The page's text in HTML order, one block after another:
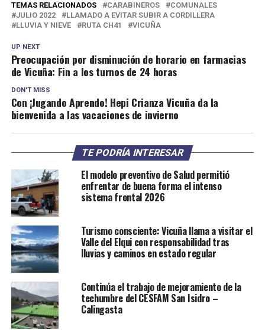
TEMAS RELACIONADOS CARABINEROS
COMUNALES
JULIO 2022
LLAMADO A EVITAR SUBIR A CORDILLERA
LLUVIA Y NIEVE
RUTA CH41 VICUÑA
UP NEXT
Preocupación por disminución de horario en farmacias
de Vicuña: Fin a los turnos de 24 horas
DON'T MISS
Con ¡Jugando Aprendo! Hepi Crianza Vicuña da la
bienvenida a las vacaciones de invierno
TE PODRÍA INTERESAR
El modelo preventivo de Salud permitió
enfrentar de buena forma el intenso
sistema frontal 2026
Turismo consciente: Vicuña llama a visitar el
Valle del Elqui con responsabilidad tras
lluvias y caminos en estado regular
Continúa el trabajo de mejoramiento de la
techumbre del CESFAM San Isidro –
Calingasta